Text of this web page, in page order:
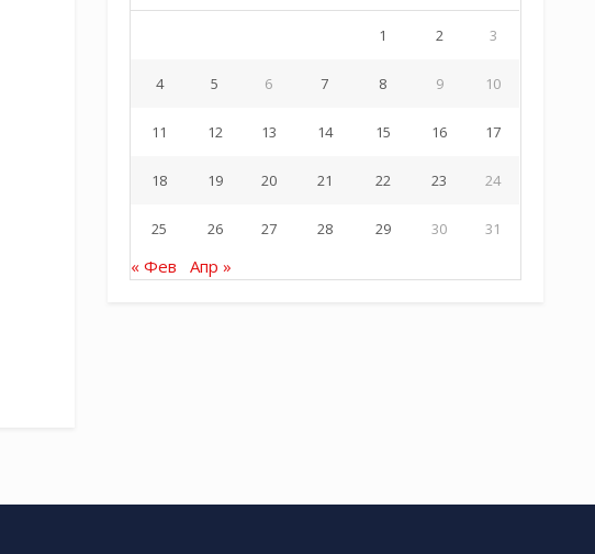
1 2 3
4 5 6 7 8 9 10
11 12 13 14 15 16 17
18 19 20 21 22 23 24
25 26 27 28 29 30 31
« Фев Апр »